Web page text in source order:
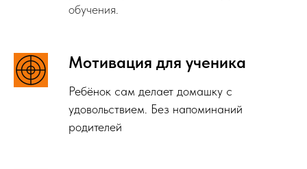
обучения.
Мотивация для ученика
Ребёнок сам делает домашку с
удовольствием. Без напоминаний
родителей